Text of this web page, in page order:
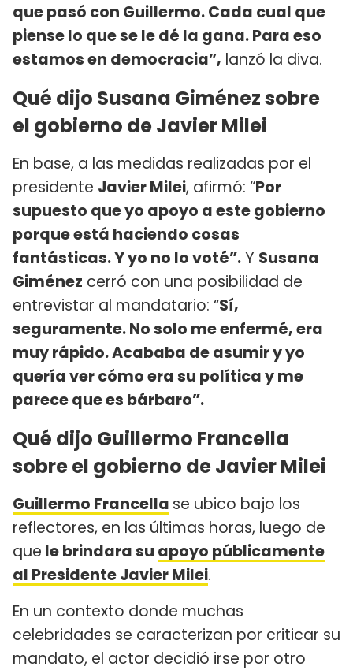
que pasó con Guillermo. Cada cual que
piense lo que se le dé la gana. Para eso
estamos en democracia”, lanzó la diva.
Qué dijo Susana Giménez sobre
el gobierno de Javier Milei
En base, a las medidas realizadas por el
presidente Javier Milei, afirmó: “Por
supuesto que yo apoyo a este gobierno
porque está haciendo cosas
fantásticas. Y yo no lo voté”.Y Susana
Giménez cerró con una posibilidad de
entrevistar al mandatario: “Sí,
seguramente. No solo me enfermé, era
muy rápido. Acababa de asumir y yo
quería ver cómo era su política y me
parece que es bárbaro”.
Qué dijo Guillermo Francella
sobre el gobierno de Javier Milei
Guillermo Francella se ubico bajo los
reflectores, en las últimas horas, luego de
que le brindara su apoyo públicamente
al Presidente Javier Milei.
En un contexto donde muchas
celebridades se caracterizan por criticar su
mandato, el actor decidió irse por otro